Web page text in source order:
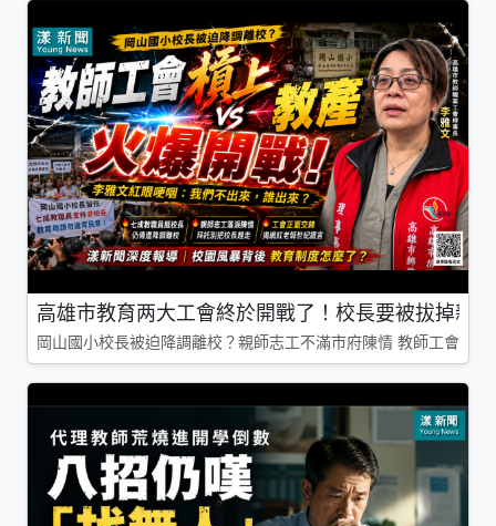
高雄市教育两大工會終於開戰了！校長要被拔掉親
岡山國小校長被迫降調離校？親師志工不滿市府陳情 教師工會槓